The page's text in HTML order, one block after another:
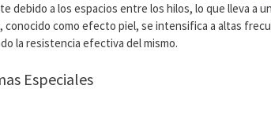
a los espacios entre los hilos, lo que lleva a
como efecto piel, se intensifica a altas
la resistencia efectiva del mismo.
Especiales